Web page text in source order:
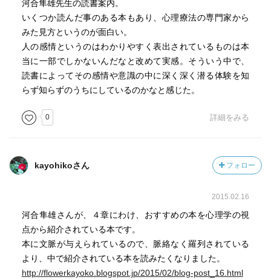
と。けど、わからない。
心の話は難しい。実体がないので捉えるのも難しい。
ヌミノーゼ体験というのがあり、それは己を超えるものが
「ある」ということを体験すること。けど、定義すること
やそれが何か言い当てることはできないものなんだと、オ
だから著者はたくさんの本を紹介して、その感覚を共有し
そして、語り始めると長くなるんだと書いてある。
その気持ちはよくわかる。だって、そんなつもりなかった
のにもうこんな長い文章書いてるし。
河合隼雄先生の読書案内。
いくつか読んだ事のある本もあり、心理療法の専門家から
みた見方というのが面白い。
人の感情というのはわかりやすく表出されているものは本
当に一部でしかないんだなと改めて実感。そういう中で、
読書によってその感情や意識の中に深く深く潜る体験を知
らず知らずのうちにしているのかなと感じた。
0 詳細をみる
kayohikoさん フォロー
2015.02.16
河合隼雄さんが、４章にわけ、おすすめの本を心理学の視
点から紹介されている本です。
本に文脈が与えられているので、脈絡なく羅列されている
より、中で紹介されている本を読みたくなりました。
http://flowerkayoko.blogspot.jp/2015/02/blog-post_16.html